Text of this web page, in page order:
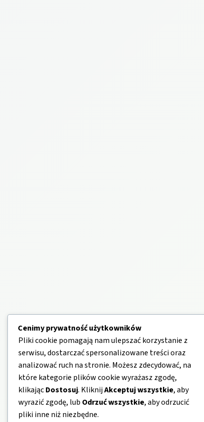
Cenimy prywatność użytkowników
Pliki cookie pomagają nam ulepszać korzystanie z
serwisu, dostarczać spersonalizowane treści oraz
analizować ruch na stronie. Możesz zdecydować, na
które kategorie plików cookie wyrażasz zgodę,
klikającDostosuj. KliknijAkceptuj wszystkie, aby
wyrazić zgodę, lub Odrzuć wszystkie, aby odrzucić
pliki inne niż niezbędne.